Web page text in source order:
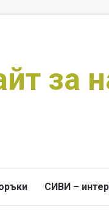
за
СИВИ –